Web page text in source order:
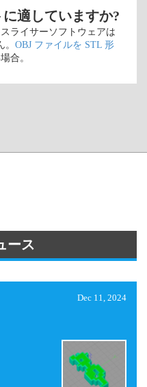
適していますか?
ライサーソフトウェアは
OBJ ファイルを STL 形
合。
ース
Dec 11, 2024